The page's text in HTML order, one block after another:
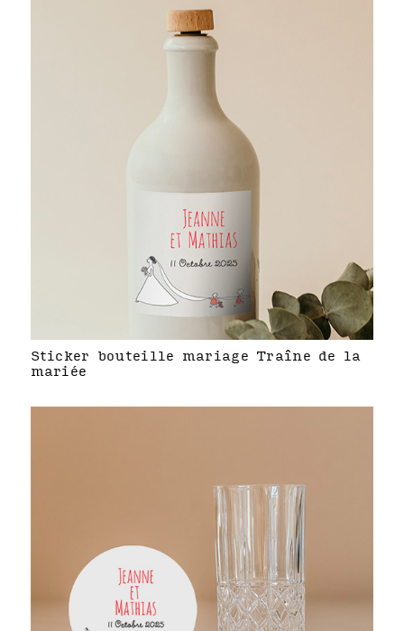
Sticker bouteille mariage Traîne de la
mariée